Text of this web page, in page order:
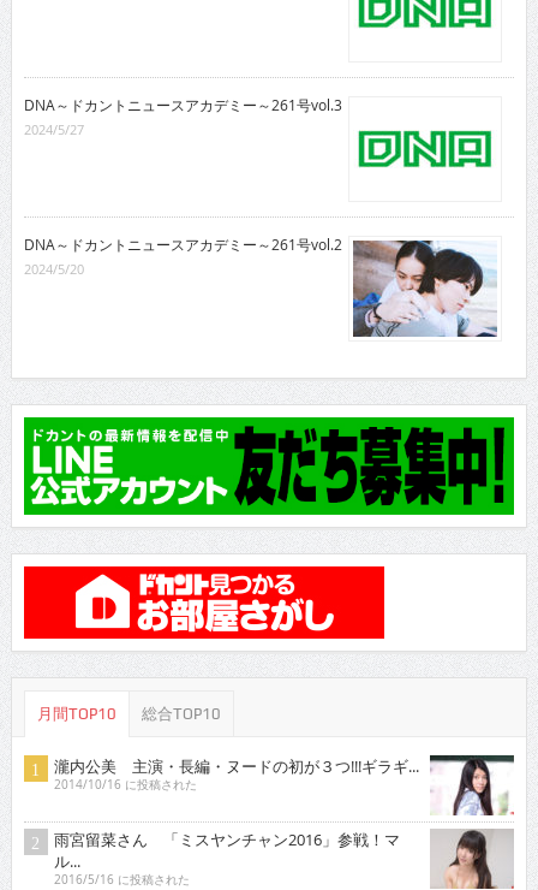
DNA～ドカントニュースアカデミー～261号vol.3
2024/5/27
DNA～ドカントニュースアカデミー～261号vol.2
2024/5/20
月間TOP10 総合TOP10
瀧内公美 主演・長編・ヌードの初が３つ!!!ギラギ...
2014/10/16 に投稿された
雨宮留菜さん 「ミスヤンチャン2016」参戦！マ
ル...
2016/5/16 に投稿された